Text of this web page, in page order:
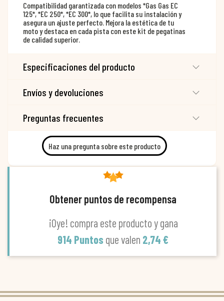
Compatibilidad garantizada con modelos *Gas Gas EC
125*, *EC 250*, *EC 300*, lo que facilita su instalación y
asegura un ajuste perfecto. Mejora la estética de tu
moto y destaca en cada pista con este kit de pegatinas
de calidad superior.
Especificaciones del producto
Envíos y devoluciones
Preguntas frecuentes
Haz una pregunta sobre este producto
Obtener puntos de recompensa
¡Oye! compra este producto y gana
914 Puntos que valen 2,74 €